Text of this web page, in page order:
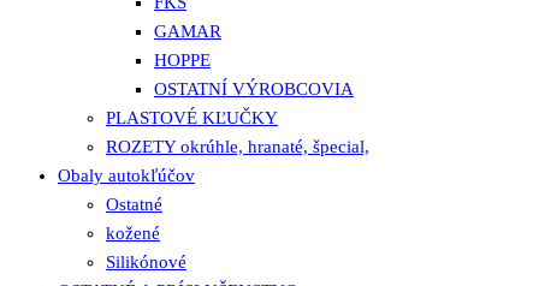
GAMAR
HOPPE
OSTATNÍ VÝROBCOVIA
PLASTOVÉ KĽUČKY
ROZETY okrúhle, hranaté, špecial,
Obaly autokľúčov
Ostatné
kožené
Silikónové